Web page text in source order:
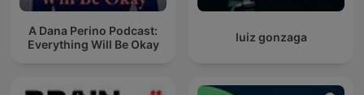
A Dana Perino Podcast:
Everything Will Be Okay
luiz gonzaga